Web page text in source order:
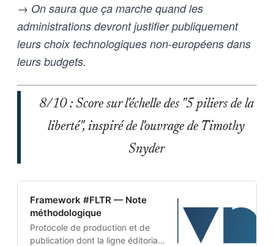
→ On saura que ça marche quand les
administrations devront justifier publiquement
leurs choix technologiques non-européens dans
leurs budgets.
8/10 : Score sur l'échelle des "5 piliers de la
liberté", inspiré de l'ouvrage de Timothy
Snyder
Framework #FLTR — Note
méthodologique
Protocole de production et de
publication dont la ligne éditoriale